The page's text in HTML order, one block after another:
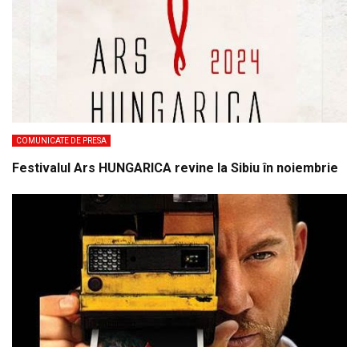
COMUNICATE DE PRESA
Festivalul Ars HUNGARICA revine la Sibiu în noiembrie